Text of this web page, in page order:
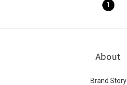
1
About
Brand Story